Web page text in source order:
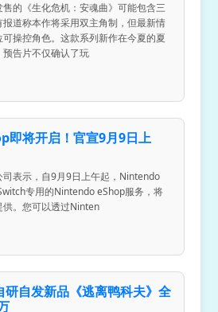
的《生化危机：安魂曲》可能包含三
道称本作将采用双主角制，但最新情
操控角色。这款系列新作在今夏的夏
告片不仅确认了玩
即将开启！官宣9月9日上
司表示，自9月9日上午起，Nintendo
专用的Nintendo eShop服务，将
。您可以透过Ninten
研自发新品《逃离鸭科夫》全